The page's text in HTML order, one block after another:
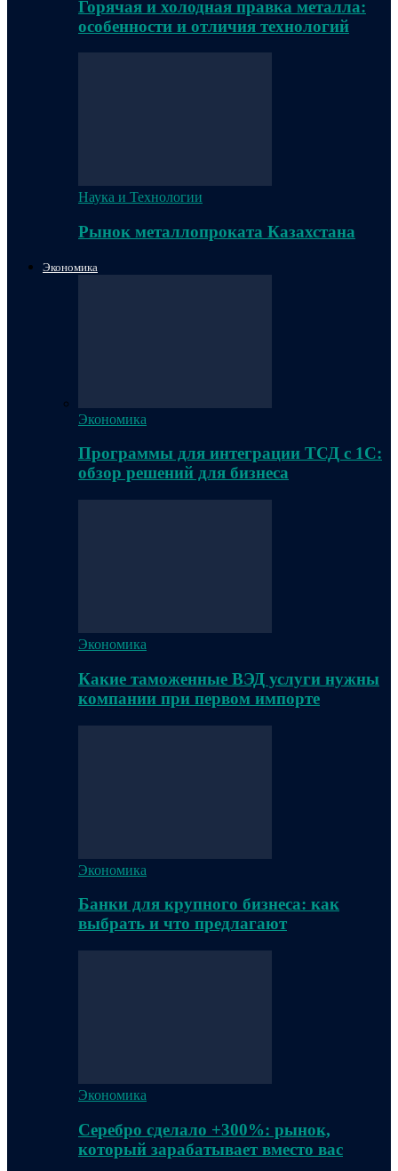
Горячая и холодная правка металла:
особенности и отличия технологий
Наука и Технологии
Рынок металлопроката Казахстана
Экономика
Экономика
Программы для интеграции ТСД с 1С:
обзор решений для бизнеса
Экономика
Какие таможенные ВЭД услуги нужны
компании при первом импорте
Экономика
Банки для крупного бизнеса: как
выбрать и что предлагают
Экономика
Серебро сделало +300%: рынок,
который зарабатывает вместо вас